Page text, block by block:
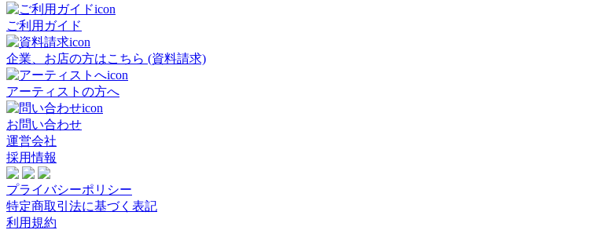
ご利用ガイド
企業、お店の方はこちら (資料請求)
アーティストの方へ
お問い合わせ
運営会社
採用情報
プライバシーポリシー
特定商取引法に基づく表記
利用規約